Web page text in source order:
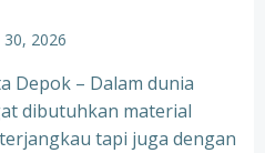
30, 2026
Depok – Dalam dunia
dibutuhkan material
tapi juga dengan